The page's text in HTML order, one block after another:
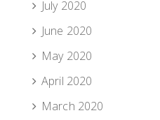
July 2020
June 2020
May 2020
April 2020
March 2020